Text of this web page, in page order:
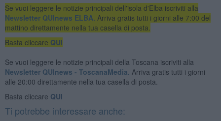
Se vuoi leggere le notizie principali dell'isola d'Elba iscriviti alla
Newsletter QUInews ELBA. Arriva gratis tutti i giorni alle 7:00 del
mattino direttamente nella tua casella di posta.
Basta cliccare QUI
Se vuoi leggere le notizie principali della Toscana iscriviti alla
Newsletter QUInews - ToscanaMedia. Arriva gratis tutti i giorni
alle 20:00 direttamente nella tua casella di posta.
Basta cliccare QUI
Ti potrebbe interessare anche: